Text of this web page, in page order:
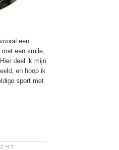
een
een smile,
deel ik mijn
en hoop ik
sport met